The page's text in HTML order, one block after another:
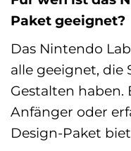
Paket geeignet?
Das Nintendo
alle geeignet, die
Gestalten haben.
Anfänger oder
Design-Paket